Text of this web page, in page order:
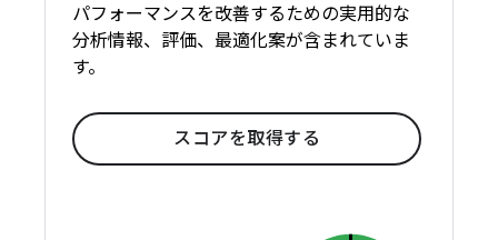
パフォーマンスを改善するための実用的な
分析情報、評価、最適化案が含まれていま
す。
スコアを取得する